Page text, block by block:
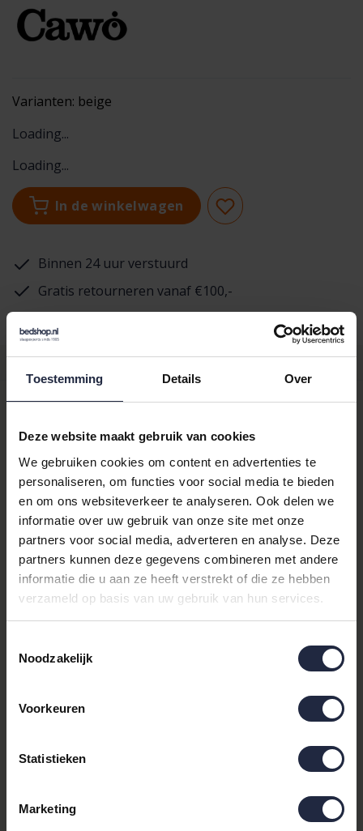
Toestemming Details Over
Deze website maakt gebruik van cookies
We gebruiken cookies om content en advertenties te
personaliseren, om functies voor social media te bieden
en om ons websiteverkeer te analyseren. Ook delen we
informatie over uw gebruik van onze site met onze
partners voor social media, adverteren en analyse. Deze
partners kunnen deze gegevens combineren met andere
informatie die u aan ze heeft verstrekt of die ze hebben
verzameld op basis van uw gebruik van hun services.
Noodzakelijk
Voorkeuren
Statistieken
Marketing
Varianten: beige
Loading...
Loading...
In de winkelwagen
Binnen 24 uur verstuurd
Gratis retourneren vanaf €100,-
Achteraf betalen mogelijk
Productomschrijving
Cawö Alpenchic Edition
6229 Handdoek 50x100
Beige
Ontdek de luxe van deCawöAlpenchic Edition 6229 handdoek.
Deze prachtige handdoekcombineert stijl en functionaliteit, en
is een must-have voor elke badkamer.
Waarom kiezen voor de Cawö
Alpenchic Handdoek?
De Cawö Alpenchic handdoek is meer dan alleen een stukje
badtextiel. Met zijn elegante dierenmotief en zachte beige kleur
badkamer. Gemaakt van hoogwaardig katoen, biedt het een
Merk: